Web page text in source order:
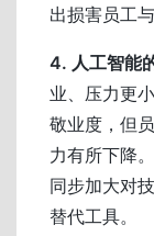
出损害员工
4. 人工智能
业、压力更
敬业度，但
力有所下降
同步加大对
替代工具。